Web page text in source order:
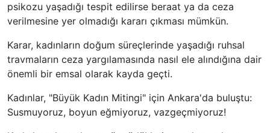
psikozu yaşadığı tespit edilirse beraat ya da ceza
verilmesine yer olmadığı kararı çıkması mümkün.
Karar, kadınların doğum süreçlerinde yaşadığı ruhsal
travmaların ceza yargılamasında nasıl ele alındığına dair
önemli bir emsal olarak kayda geçti.
Kadınlar, "Büyük Kadın Mitingi" için Ankara'da buluştu:
Susmuyoruz, boyun eğmiyoruz, vazgeçmiyoruz!